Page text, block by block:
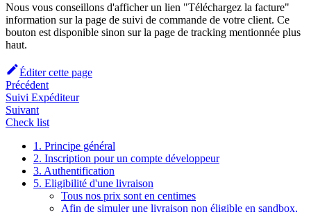
Nous vous conseillons d'afficher un lien "Téléchargez la facture"
information sur la page de suivi de commande de votre client. Ce
bouton est disponible sinon sur la page de tracking mentionnée plus
haut.
Éditer cette page
Précédent
Suivi Expéditeur
Suivant
Check list
1. Principe général
2. Inscription pour un compte développeur
3. Authentification
5. Eligibilité d'une livraison
Tous nos prix sont en centimes
Afin de simuler une livraison non éligible en sandbox,